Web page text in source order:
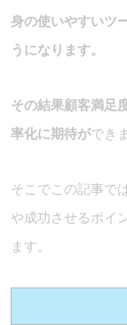
身の使いやすいツ
うになります。
その結果顧客満足
率化に期待ができ
そこでこの記事で
や成功させるポイ
ます。